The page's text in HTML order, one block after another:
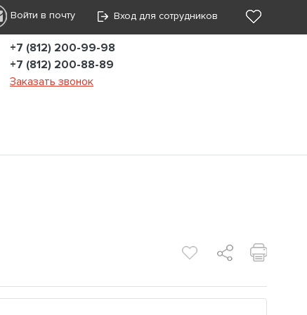
Войти в почту Вход для сотрудников
+7 (812) 200-99-98
+7 (812) 200-88-89
Заказать звонок